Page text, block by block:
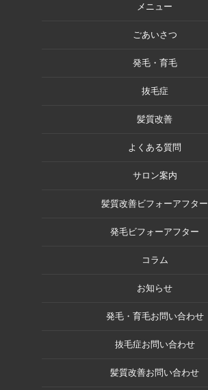
メニュー
ごあいさつ
発毛・育毛
抜毛症
髪質改善
よくある質問
サロン案内
髪質改善ビフォーアフター
発毛ビフォーアフター
コラム
お知らせ
発毛・育毛お問い合わせ
抜毛症お問い合わせ
髪質改善お問い合わせ